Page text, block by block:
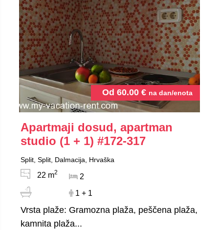
Od 60.00 € na dan/enota
Apartmaji dosud, apartman
studio (1 + 1) #172-317
Split, Split, Dalmacija, Hrvaška
22 m2
2
1 + 1
Vrsta plaže: Gramozna plaža, peščena plaža,
kamnita plaža...